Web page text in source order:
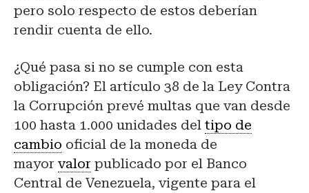
pero solo respecto de estos deberían
rendir cuenta de ello.
¿Qué pasa si no se cumple con esta
obligación? El artículo 38 de la Ley Contra
la Corrupción prevé multas que van desde
100 hasta 1.000 unidades del tipo de
cambio oficial de la moneda de
mayor valor publicado por el Banco
Central de Venezuela, vigente para el